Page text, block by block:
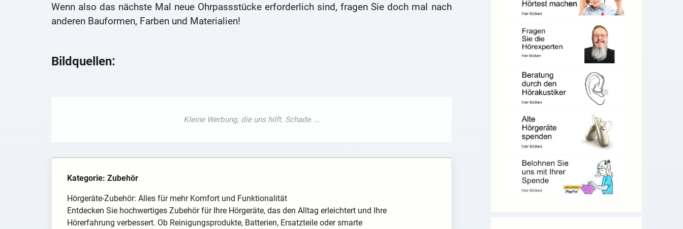
Wenn also das nächste Mal neue Ohrpassstücke erforderlich sind, fragen Sie doch mal nach
anderen Bauformen, Farben und Materialien!
Bildquellen:
Kategorie: Zubehör
Hörgeräte-Zubehör: Alles für mehr Komfort und Funktionalität
Entdecken Sie hochwertiges Zubehör für Ihre Hörgeräte, das den Alltag erleichtert und Ihre
Hörerfahrung verbessert. Ob Reinigungsprodukte, Batterien, Ersatzteile oder smarte